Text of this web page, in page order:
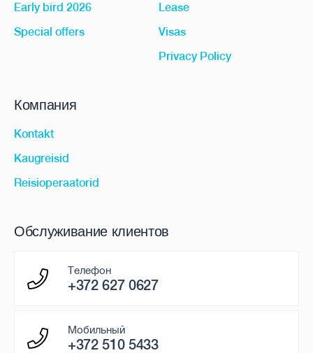
Early bird 2026
Special offers
Lease
Visas
Privacy Policy
Компания
Kontakt
Kaugreisid
Reisioperaatorid
Обслуживание клиентов
Телефон
+372 627 0627
Мобильный
+372 510 5433